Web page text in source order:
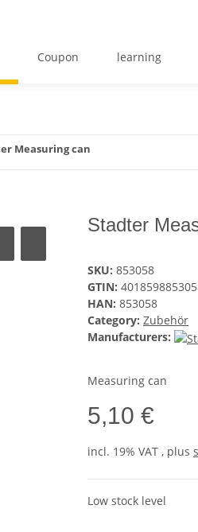
Coupon learning
Measuring can
Stadter
SKU: 853058
GTIN:
HAN: 853058
Category: Zubehör
Manufacturers:
Measuring can
5,10 €
incl. 19% VAT , plus
Low stock level